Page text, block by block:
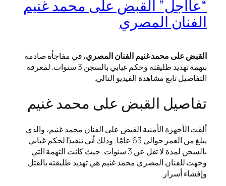
“عااجل” القبض على محمد غنيم
الفنان المصري
القبض على محمد غنيم الفنان المصري، في مفاجأة صادمة
بتهمة تهديد طليقته وحكم غيابي بالسجن 3 سنوات. لمعرفة
التفاصيل تابع مشاهدة الفيديو التالي.
تفاصيل القبض على محمد غنيم
ألقت الأجهزة الأمنية القبض على الفنان محمد غنيم، والذي
يبلغ من العمر حوالي 63 عامًا. وذلك أتى تنفيذًا لحكم غيابي
بالسجن لمدة لا تقل عن 3 سنوات. حيث كانت التهمة التي
وجهت للفنان المصري محمد غنيم هي تهديد طليقته بالقتل
وإفشاء أسرار.